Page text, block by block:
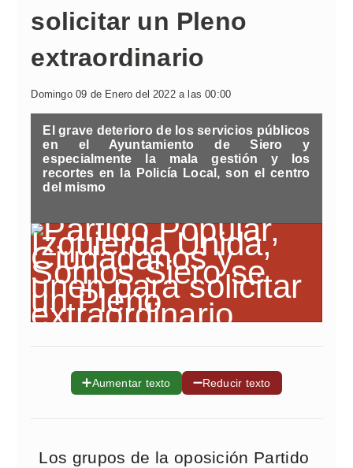
solicitar un Pleno
extraordinario
Domingo 09 de Enero del 2022 a las 00:00
El grave deterioro de los servicios públicos
en el Ayuntamiento de Siero y
especialmente la mala gestión y los
recortes en la Policía Local, son el centro
del mismo
➕Aumentar texto ➖Reducir texto
Los grupos de la oposición Partido